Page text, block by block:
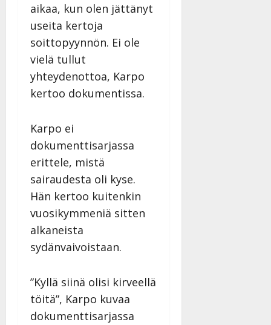
aikaa, kun olen jättänyt
useita kertoja
soittopyynnön. Ei ole
vielä tullut
yhteydenottoa, Karpo
kertoo dokumentissa.
Karpo ei
dokumenttisarjassa
erittele, mistä
sairaudesta oli kyse.
Hän kertoo kuitenkin
vuosikymmeniä sitten
alkaneista
sydänvaivoistaan.
”Kyllä siinä olisi kirveellä
töitä”, Karpo kuvaa
dokumenttisarjassa